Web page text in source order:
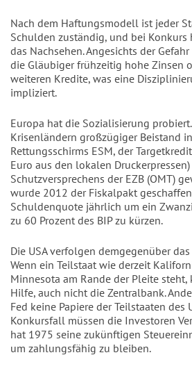
Nach dem Haftungsmodell ist jeder
Schulden zuständig, und bei Konkurs
das Nachsehen. Angesichts der
die Gläubiger frühzeitig hohe Zinsen
weiteren Kredite, was eine
impliziert.
Europa hat die Sozialisierung
Krisenländern großzügiger Beistand
Rettungsschirms ESM, der
Euro aus den lokalen
Schutzversprechens der EZB (OMT)
wurde 2012 der Fiskalpakt
Schuldenquote jährlich um ein
zu 60 Prozent des BIP zu kürzen.
Die USA verfolgen demgegenüber
Wenn ein Teilstaat wie derzeit
Minnesota am Rande der Pleite
Hilfe, auch nicht die Zentralbank.
Fed keine Papiere der Teilstaaten des
Konkursfall müssen die Investoren
hat 1975 seine zukünftigen
um zahlungsfähig zu bleiben.